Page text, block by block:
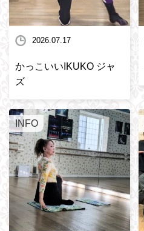
2026.07.17
かっこいいIKUKO ジャ
ズ
INFO